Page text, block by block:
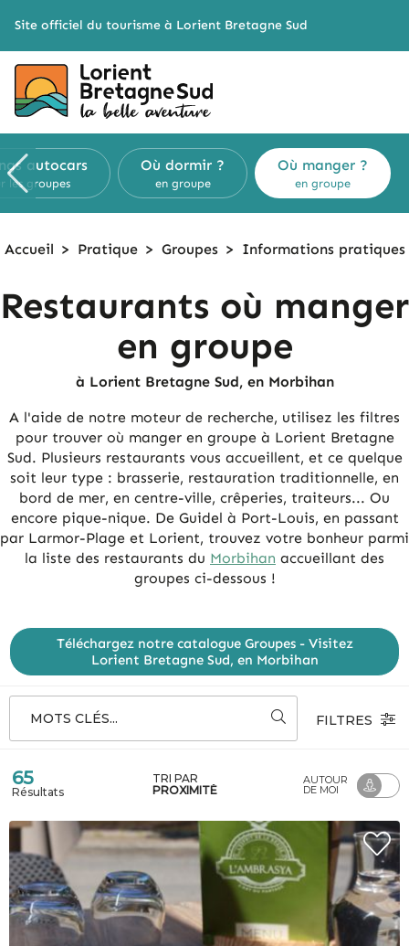
Site officiel du tourisme à Lorient Bretagne Sud
autocars
les groupes
Où dormir ?
en groupe
Où manger ?
en groupe
Accueil > Pratique > Groupes > Informationspratiques
Restaurants où manger
en groupe
à Lorient Bretagne Sud, en Morbihan
A l'aide de notre moteur de recherche, utilisez les filtres
pour trouver où manger en groupe à Lorient Bretagne
Sud. Plusieurs restaurants vous accueillent, et ce quelque
soit leur type : brasserie, restauration traditionnelle, en
bord de mer, en centre-ville, crêperies, traiteurs... Ou
encore pique-nique. De Guidel à Port-Louis, en passant
par Larmor-Plage et Lorient, trouvez votre bonheur parmi
la liste des restaurants du Morbihan accueillant des
groupes ci-dessous !
Téléchargez notre catalogue Groupes - Visitez
Lorient Bretagne Sud, en Morbihan
MOTS CLÉS... FILTRES
65
Résultats
TRI PAR
PROXIMITÉ
AUTOUR
DE MOI